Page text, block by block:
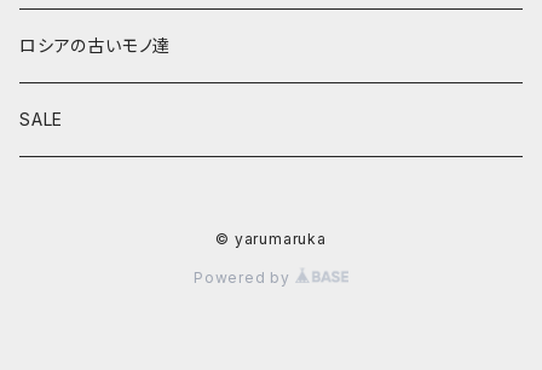
カラクリおもちゃ
キーホルダー他
お祝い封筒
カード類
ロシアの古いモノ達
SALE
© yarumaruka
Powered by